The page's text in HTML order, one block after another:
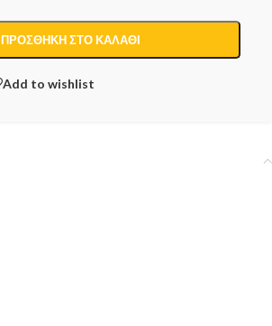
ΠΡΟΣΘΉΚΗ ΣΤΟ ΚΑΛΆΘΙ
Add to wishlist